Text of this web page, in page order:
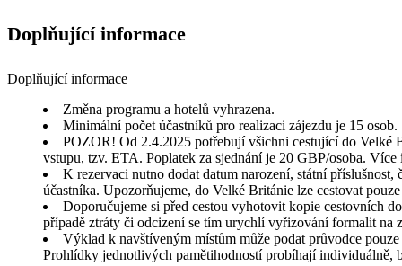
Doplňující informace
Doplňující informace
Změna programu a hotelů vyhrazena.
Minimální počet účastníků pro realizaci zájezdu je 15 osob.
POZOR! Od 2.4.2025 potřebují všichni cestující do Velké
vstupu, tzv. ETA. Poplatek za sjednání je 20 GBP/osoba.
K rezervaci nutno dodat datum narození, státní příslušnost,
účastníka. Upozorňujeme, do Velké Británie lze cestovat
Doporučujeme si před cestou vyhotovit kopie cestovních
případě ztráty či odcizení se tím urychlí vyřizování formalit na
Výklad k navštíveným místům může podat průvodce
Prohlídky jednotlivých pamětihodností probíhají individuálně,